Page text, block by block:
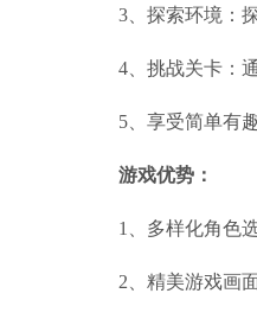
3、探索环境：
4、挑战关卡：
5、享受简单有
游戏优势：
1、多样化角色
2、精美游戏画